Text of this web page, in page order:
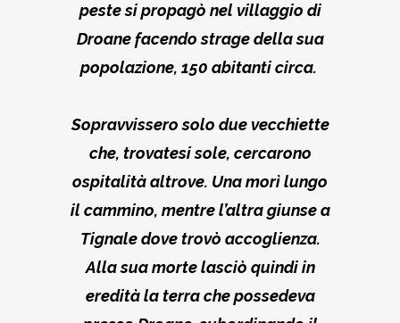
peste si propagò nel villaggio di
Droane facendo strage della sua
popolazione, 150 abitanti circa.
Sopravvissero solo due vecchiette
che, trovatesi sole, cercarono
ospitalità altrove. Una morì lungo
il cammino, mentre l’altra giunse a
Tignale dove trovò accoglienza.
Alla sua morte lasciò quindi in
eredità la terra che possedeva